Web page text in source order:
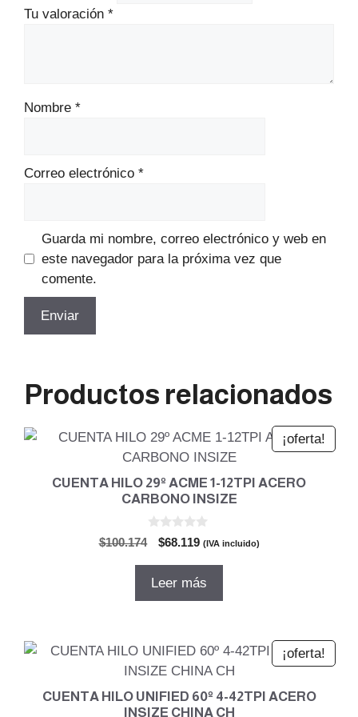
Tu valoración *
Nombre *
Correo electrónico *
Guarda mi nombre, correo electrónico y web en
este navegador para la próxima vez que
comente.
Productos relacionados
¡oferta!
CUENTA HILO 29º ACME 1-12TPI ACERO
CARBONO INSIZE
$100.174
El
original
$68.119El(IVA incluido)
Leer más
¡oferta!
CUENTA HILO UNIFIED 60º 4-42TPI ACERO
INSIZE CHINA CH